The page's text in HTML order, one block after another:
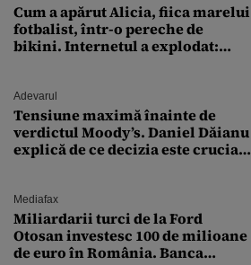
Cum a apărut Alicia, fiica marelui
fotbalist, într-o pereche de
bikini. Internetul a explodat:
Adevarul
Tensiune maximă înainte de
verdictul Moody’s. Daniel Dăianu
explică de ce decizia este crucială
Mediafax
Miliardarii turci de la Ford
Otosan investesc 100 de milioane
de euro în România. Banca